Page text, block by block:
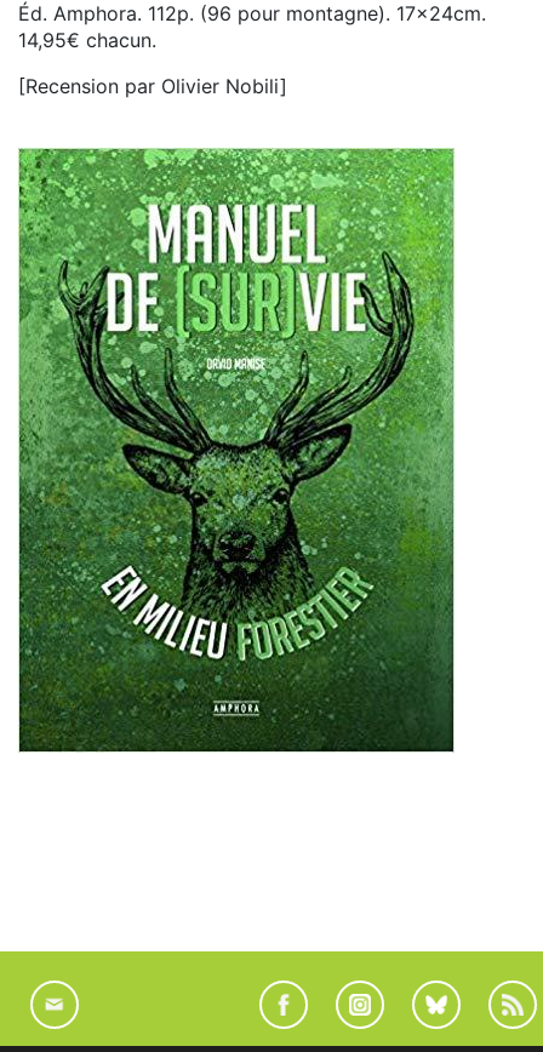
Éd. Amphora. 112p. (96 pour montagne). 17x24cm.
14,95€ chacun.
[Recension par Olivier Nobili]